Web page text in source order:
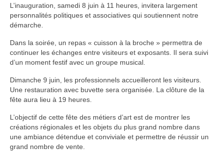
L’inauguration, samedi 8 juin à 11 heures, invitera largement
personnalités politiques et associatives qui soutiennent notre
démarche.
Dans la soirée, un repas « cuisson à la broche » permettra de
continuer les échanges entre visiteurs et exposants. Il sera suivi
d’un moment festif avec un groupe musical.
Dimanche 9 juin, les professionnels accueilleront les visiteurs.
Une restauration avec buvette sera organisée. La clôture de la
fête aura lieu à 19 heures.
L’objectif de cette fête des métiers d’art est de montrer les
créations régionales et les objets du plus grand nombre dans
une ambiance détendue et conviviale et permettre de réussir un
grand nombre de vente.